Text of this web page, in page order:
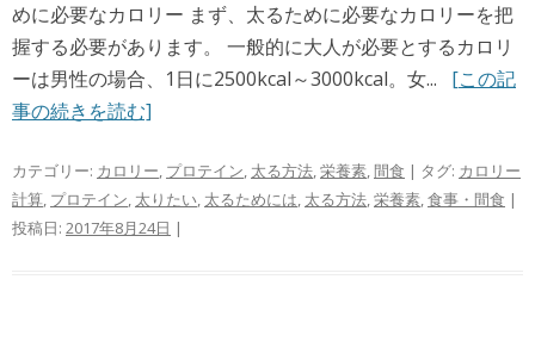
めに必要なカロリー まず、太るために必要なカロリーを把
握する必要があります。 一般的に大人が必要とするカロリ
ーは男性の場合、1日に2500kcal～3000kcal。女... [この記
事の続きを読む]
カテゴリー: カロリー プロテイン 太る方法 栄養素 間食 | タグ: カロリー
計算 プロテイン 太りたい 太るためには 太る方法 栄養素 食事・間食 |
投稿日: 2017年8月24日 |